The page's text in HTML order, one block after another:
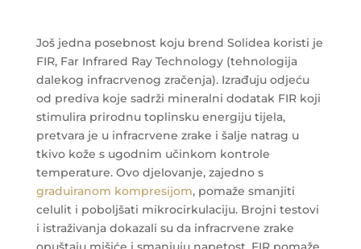
Još jedna posebnost koju brend Solidea koristi je
FIR, Far Infrared Ray Technology (tehnologija
dalekog infracrvenog zračenja). Izrađuju odjeću
od prediva koje sadrži mineralni dodatak FIR koji
stimulira prirodnu toplinsku energiju tijela,
pretvara je u infracrvene zrake i šalje natrag u
tkivo kože s ugodnim učinkom kontrole
temperature. Ovo djelovanje, zajedno s
graduiranom kompresijom, pomaže smanjiti
celulit i poboljšati mikrocirkulaciju. Brojni testovi
i istraživanja dokazali su da infracrvene zrake